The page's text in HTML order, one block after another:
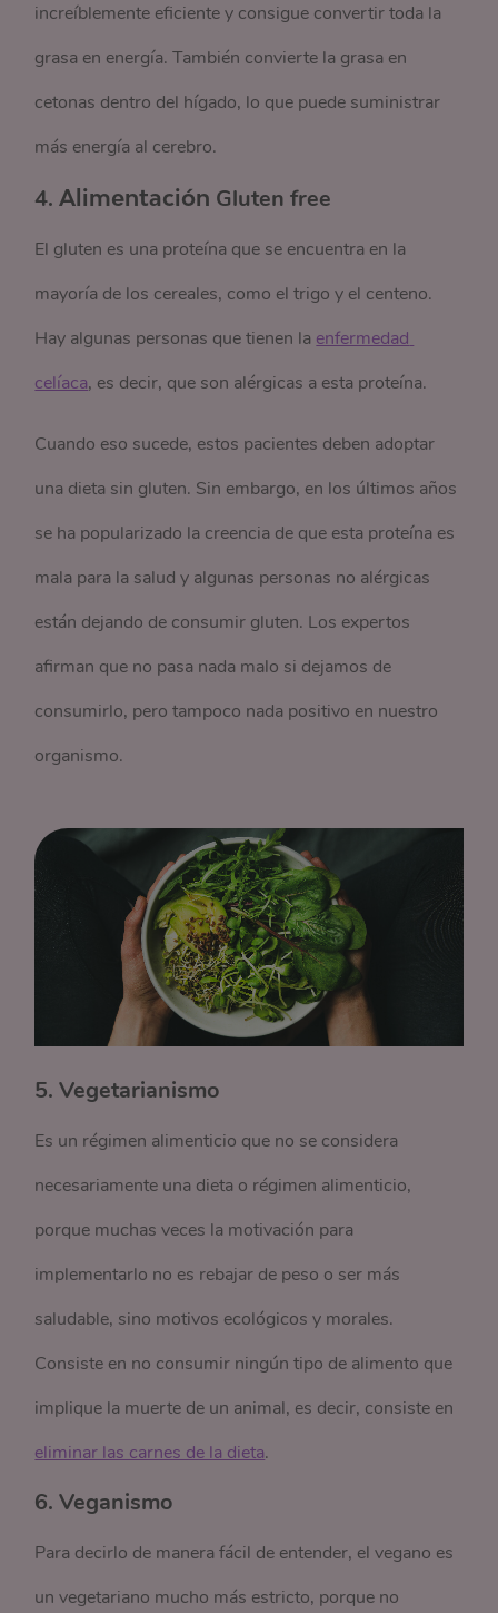
increíblemente eficiente y consigue convertir toda la
grasa en energía. También convierte la grasa en
cetonas dentro del hígado, lo que puede suministrar
más energía al cerebro.
4.Alimentación Gluten free
El gluten es una proteína que se encuentra en la
mayoría de los cereales, como el trigo y el centeno.
Hay algunas personas que tienen la enfermedad
celíaca, es decir, que son alérgicas a esta proteína.
Cuando eso sucede, estos pacientes deben adoptar
una dieta sin gluten. Sin embargo, en los últimos años
se ha popularizado la creencia de que esta proteína es
mala para la salud y algunas personas no alérgicas
están dejando de consumir gluten. Los expertos
afirman que no pasa nada malo si dejamos de
consumirlo, pero tampoco nada positivo en nuestro
organismo.
5. Vegetarianismo
Es un régimen alimenticio que no se considera
necesariamente una dieta o régimen alimenticio,
porque muchas veces la motivación para
implementarlo no es rebajar de peso o ser más
saludable, sino motivos ecológicos y morales.
Consiste en no consumir ningún tipo de alimento que
implique la muerte de un animal, es decir, consiste en
eliminar las carnes de la dieta.
6. Veganismo
Para decirlo de manera fácil de entender, el vegano es
un vegetariano mucho más estricto, porque no